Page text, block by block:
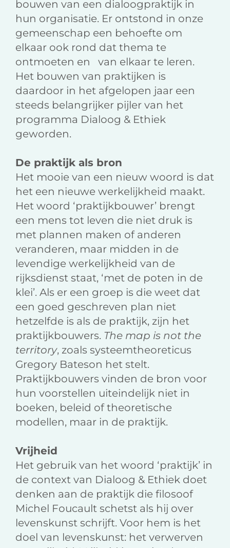
bouwen van een dialoogpraktijk in
hun organisatie. Er ontstond in onze
gemeenschap een behoefte om
elkaar ook rond dat thema te
ontmoeten en van elkaar te leren.
Het bouwen van praktijken is
daardoor in het afgelopen jaar een
steeds belangrijker pijler van het
programma Dialoog & Ethiek
geworden.
De praktijk als bron
Het mooie van een nieuw woord is dat
het een nieuwe werkelijkheid maakt.
Het woord ‘praktijkbouwer’ brengt
een mens tot leven die niet druk is
met plannen maken of anderen
veranderen, maar midden in de
levendige werkelijkheid van de
rijksdienst staat, ‘met de poten in de
klei’. Als er een groep is die weet dat
een goed geschreven plan niet
hetzelfde is als de praktijk, zijn het
praktijkbouwers. The map is not the
territory, zoals systeemtheoreticus
Gregory Bateson het stelt.
Praktijkbouwers vinden de bron voor
hun voorstellen uiteindelijk niet in
boeken, beleid of theoretische
modellen, maar in de praktijk.
Vrijheid
Het gebruik van het woord ‘praktijk’ in
de context van Dialoog & Ethiek doet
denken aan de praktijk die filosoof
Michel Foucault schetst als hij over
levenskunst schrijft. Voor hem is het
doel van levenskunst: het verwerven